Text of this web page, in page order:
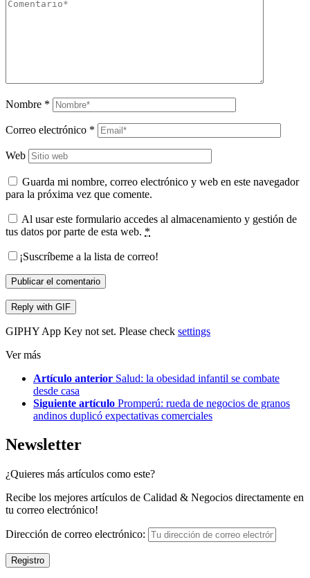
Nombre *
Correo electrónico *
Web
Guarda mi nombre, correo electrónico y web en este navegador
para la próxima vez que comente.
Al usar este formulario accedes al almacenamiento y gestión de
tus datos por parte de esta web. *
¡Suscríbeme a la lista de correo!
Publicar el comentario
Reply with GIF
GIPHY App Key not set. Please check settings
Ver más
Artículo anterior Salud: la obesidad infantil se combate
desde casa
Siguiente artículo Promperú: rueda de negocios de granos
andinos duplicó expectativas comerciales
Newsletter
¿Quieres más artículos como este?
Recibe los mejores artículos de Calidad & Negocios directamente en
tu correo electrónico!
Dirección de correo electrónico: